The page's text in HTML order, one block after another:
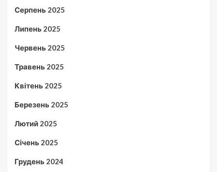
Серпень 2025
Липень 2025
Червень 2025
Травень 2025
Квітень 2025
Березень 2025
Лютий 2025
Січень 2025
Грудень 2024